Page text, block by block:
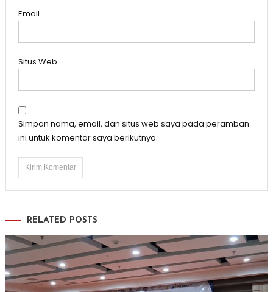
Email
Situs Web
Simpan nama, email, dan situs web saya pada peramban
ini untuk komentar saya berikutnya.
RELATED POSTS